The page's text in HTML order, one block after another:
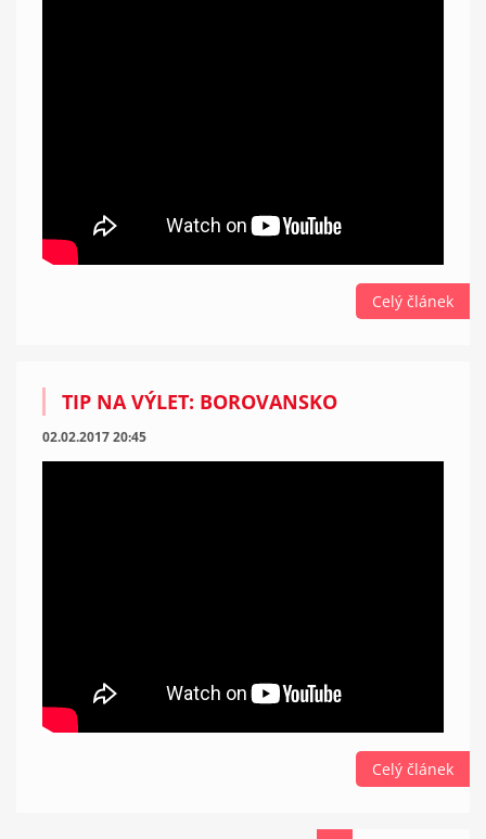
Celý článek
TIP NA VÝLET: BOROVANSKO
02.02.2017 20:45
Celý článek